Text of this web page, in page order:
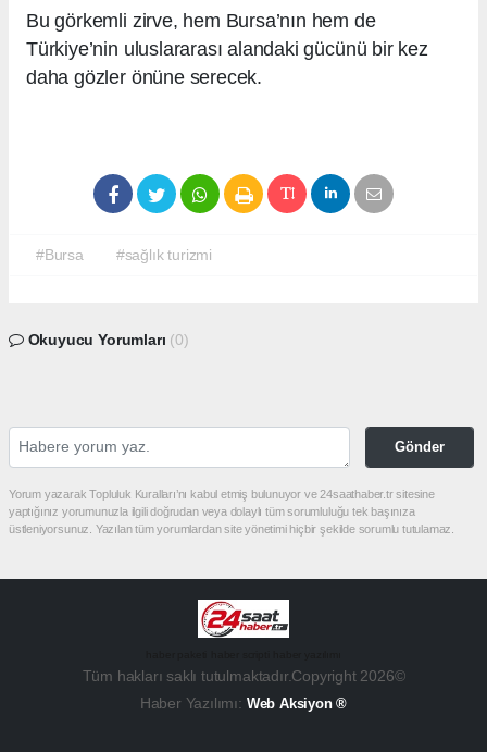
Bu görkemli zirve, hem Bursa’nın hem de
Türkiye’nin uluslararası alandaki gücünü bir kez
daha gözler önüne serecek.
#Bursa #sağlık turizmi
Okuyucu Yorumları (0)
Gönder
Yorum yazarak Topluluk Kuralları’nı kabul etmiş bulunuyor ve 24saathaber.tr sitesine
yaptığınız yorumunuzla ilgili doğrudan veya dolaylı tüm sorumluluğu tek başınıza
üstleniyorsunuz. Yazılan tüm yorumlardan site yönetimi hiçbir şekilde sorumlu tutulamaz.
Tüm hakları saklı tutulmaktadır.Copyright 2026©
Haber Yazılımı: Web Aksiyon ®